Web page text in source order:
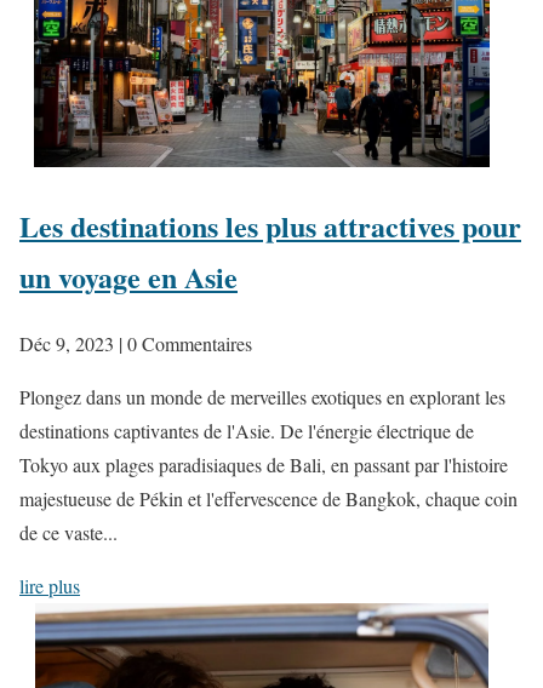
Les destinations les plus attractives pour
un voyage en Asie
Déc 9, 2023 | 0 Commentaires
Plongez dans un monde de merveilles exotiques en explorant les
destinations captivantes de l'Asie. De l'énergie électrique de
Tokyo aux plages paradisiaques de Bali, en passant par l'histoire
majestueuse de Pékin et l'effervescence de Bangkok, chaque coin
de ce vaste...
lire plus